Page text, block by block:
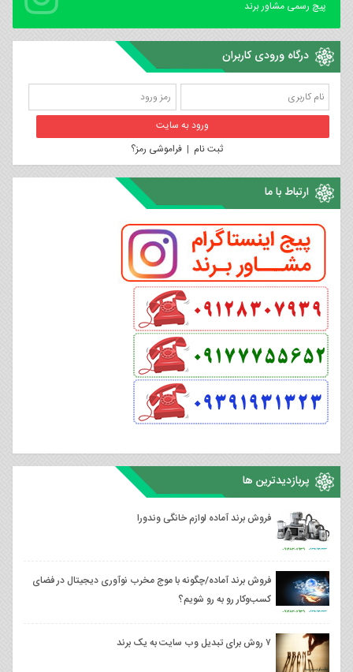
پیچ رسمی مشاور برند
درگاه ورودی کاربران
ثبت نام |فراموشی رمز؟
ارتباط با ما
پربازدیدترین ها
فروش برند آماده لوازم خانگی وندورا
فروش برند آماده/چگونه با موج مخرب نوآوری دیجیتال در فضای
کسب‌وکار رو به رو شویم؟
۷ روش برای تبدیل وب سایت به یک برند